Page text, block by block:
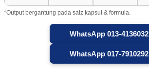
*Output bergantung pada saiz kapsul & formula.
WhatsApp 013-4136032
WhatsApp 017-7910292